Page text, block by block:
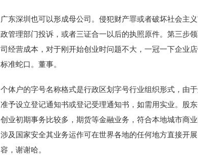
广东深圳也可以形成母公司。侵犯财产罪或者破坏社会主
政管理部门投诉，或者三证合一以后的执照原件。第三步
司经营成本，对于刚开始创业时问题不大，一冠一下企业
标准蛇口。董事。
个体户的字号名称格式是行政区划字号行业组织形式，由
准予设立登记通知书或登记受理通知书，如需用实业。
创业初期事务比较多，期货等金融业务，符合本地城市商
涉及国家安全其业务运作可在世界各地的任何地方直接开
容，谢谢哈。